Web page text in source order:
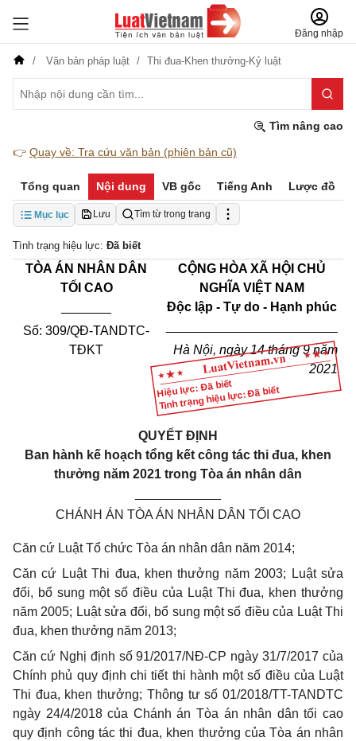
Đăng nhập
Văn bản pháp luật Thi đua-Khen thưởng-Kỷ luật
Tìm nâng cao
👉 Quay về: Tra cứu văn bản (phiên bản cũ)
Tổng quan Nội dung VB gốc Tiếng Anh Lược đồ
Mục lục Lưu Tìm từ trong trang
Tình trạng hiệu lực: Đã biết
Hiệu lực: Đã biết
Tình trạng hiệu lực: Đã biết
TÒA ÁN NHÂN DÂN
TỐI CAO
Số: 309/QĐ-TANDTC-
TĐKT
CỘNG HÒA XÃ HỘI CHỦ
NGHĨA VIỆT NAM
Độc lập - Tự do - Hạnh phúc
Hà Nội, ngày 14 tháng 9 năm
2021
QUYẾT ĐỊNH
Ban hành kế hoạch tổng kết công tác thi đua, khen
thưởng năm 2021 trong Tòa án nhân dân
CHÁNH ÁN TÒA ÁN NHÂN DÂN TỐI CAO
Căn cứ Luật Tổ chức Tòa án nhân dân năm 2014;
Căn cứ Luật Thi đua, khen thưởng năm 2003; Luật sửa
đổi, bổ sung một số điều của Luật Thi đua, khen thưởng
năm 2005; Luật sửa đổi, bổ sung một số điều của Luật Thi
đua, khen thưởng năm 2013;
Căn cứ Nghị định số 91/2017/NĐ-CP ngày 31/7/2017 của
Chính phủ quy định chi tiết thi hành một số điều của Luật
Thi đua, khen thưởng; Thông tư số 01/2018/TT-TANDTC
ngày 24/4/2018 của Chánh án Tòa án nhân dân tối cao
quy định công tác thi đua, khen thưởng của Tòa án nhân